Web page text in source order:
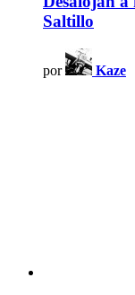
Saltillo
por Kaze